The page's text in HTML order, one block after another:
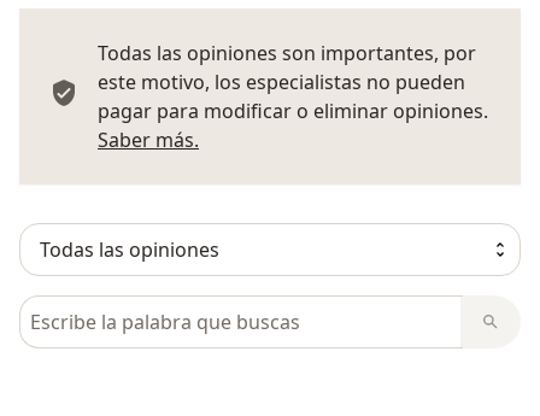
Todas las opiniones son importantes, por
este motivo, los especialistas no pueden
pagar para modificar o eliminar opiniones.
Saber más.
Busca en opiniones